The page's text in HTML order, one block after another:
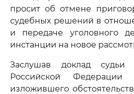
просит об отмене
судебных решений в
и передаче уголовного
инстанции на новое
Заслушав доклад судьи
Российской Федерации
изложившего